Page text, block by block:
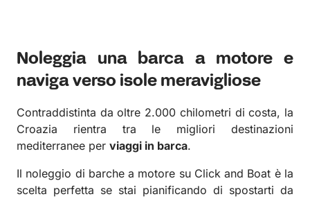
Noleggia una barca a motore e
naviga verso isole meravigliose
Contraddistinta da oltre 2.000 chilometri di costa, la
Croazia rientra tra le migliori destinazioni
mediterranee per viaggi in barca.
Il noleggio di barche a motore su Click and Boat è la
scelta perfetta se stai pianificando di spostarti da